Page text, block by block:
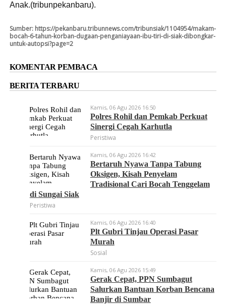
Anak.(tribunpekanbaru).
Sumber: https://pekanbaru.tribunnews.com/tribunsiak/1104954/makam-
bocah-6-tahun-korban-dugaan-penganiayaan-ibu-tiri-di-siak-dibongkar-
untuk-autopsi?page=2
KOMENTAR PEMBACA
BERITA TERBARU
Kamis, 06 Agu 2026 16:50
Polres Rohil dan Pemkab Perkuat
Sinergi Cegah Karhutla
Peristiwa
Kamis, 06 Agu 2026 16:42
Bertaruh Nyawa Tanpa Tabung
Oksigen, Kisah Penyelam
Tradisional Cari Bocah Tenggelam
di Sungai Siak
Peristiwa
Kamis, 06 Agu 2026 16:40
Plt Gubri Tinjau Operasi Pasar
Murah
Sosial
Kamis, 06 Agu 2026 15:49
Gerak Cepat, PPN Sumbagut
Salurkan Bantuan Korban Bencana
Banjir di Sumbar